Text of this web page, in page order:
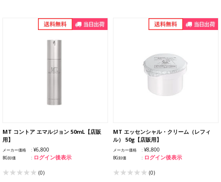
MT コントア エマルジョン 50mL【店販
用】
メーカー価格 ¥6,800
BG卸価 ログイン後表示
(0)
MT エッセンシャル・クリーム（レフィ
ル） 50g【店販用】
メーカー価格 ¥8,800
BG卸価 ログイン後表示
(0)